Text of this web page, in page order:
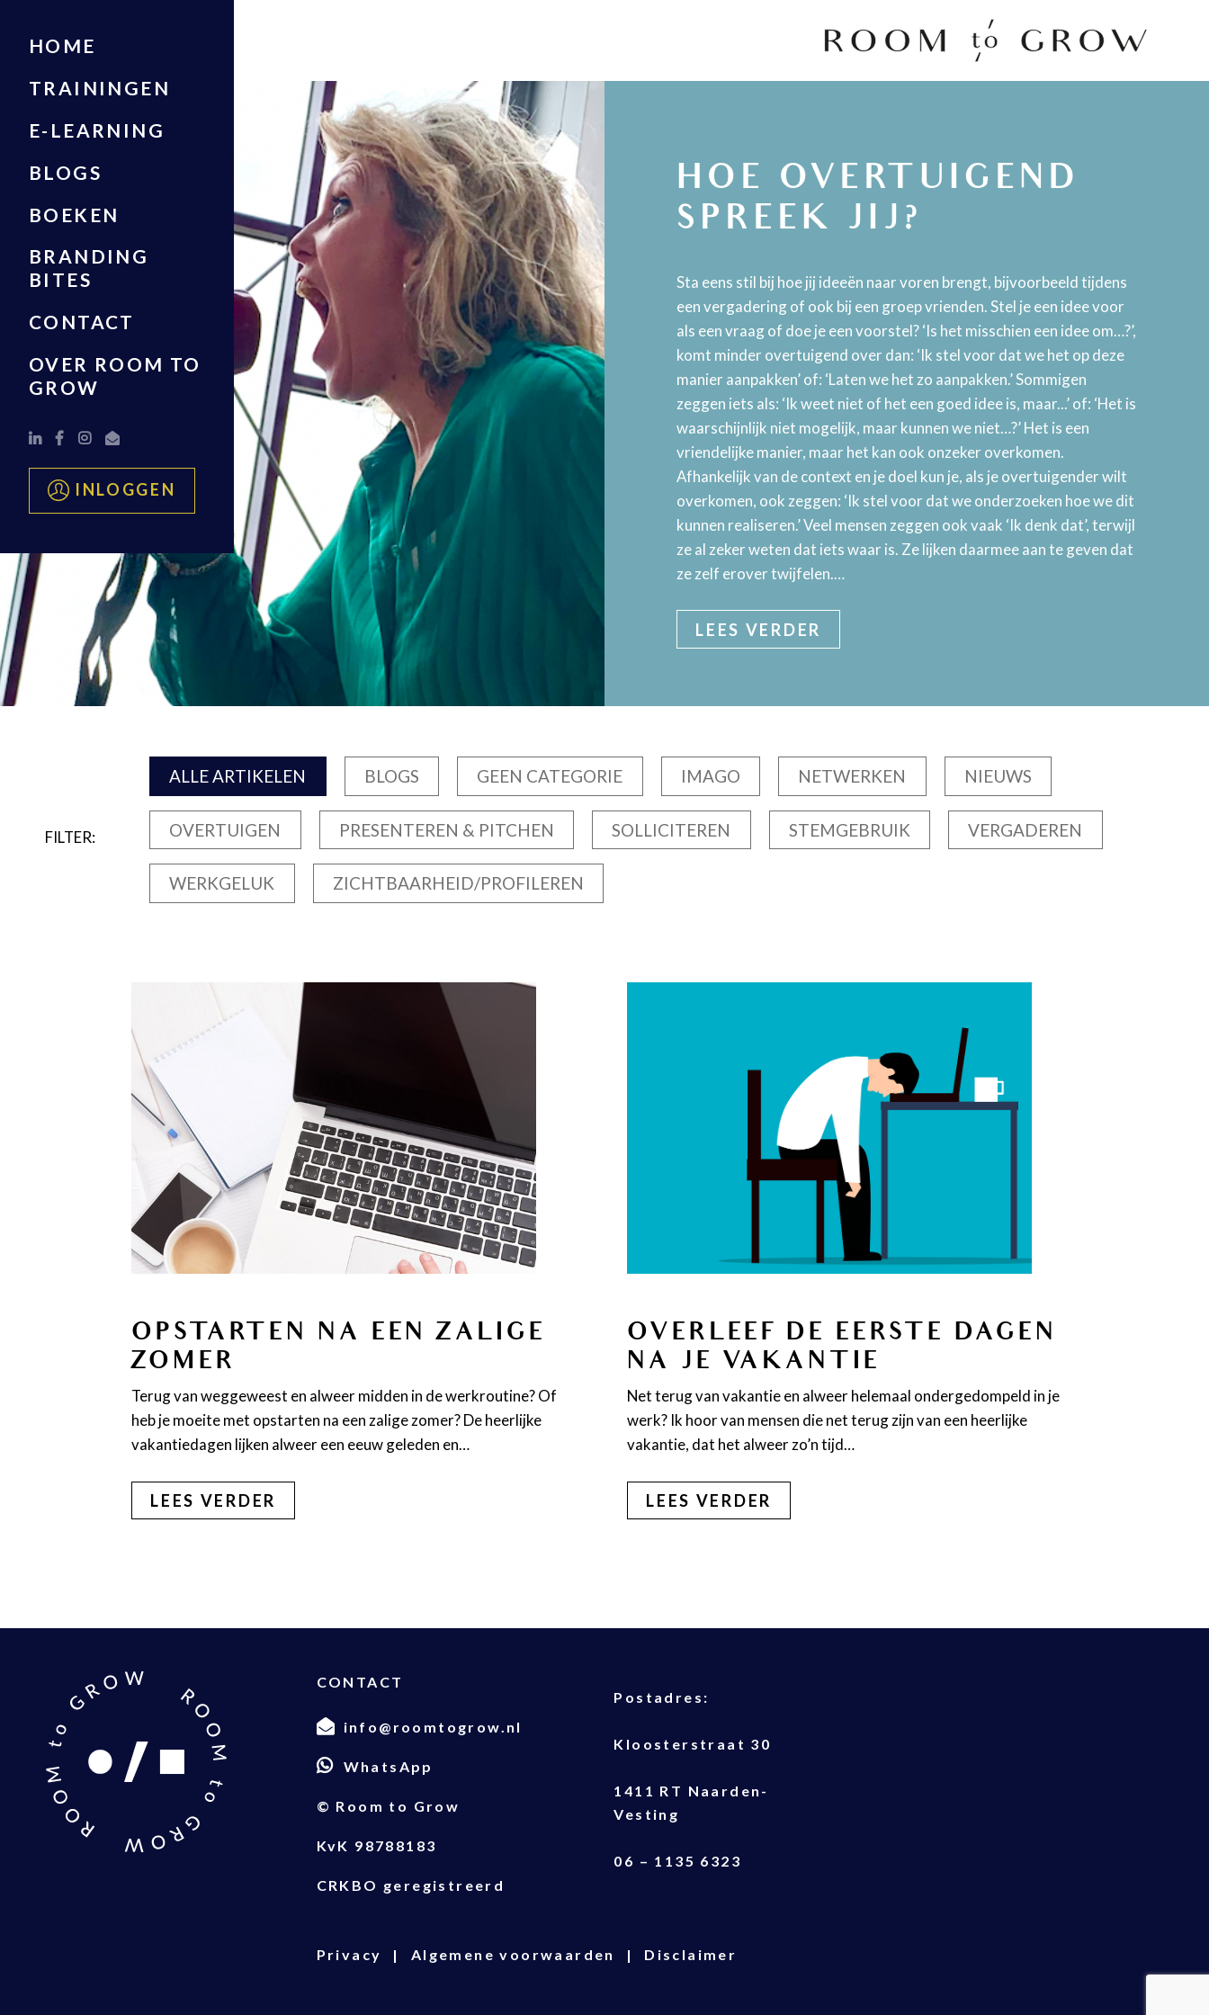
HOME
TRAININGEN
E-LEARNING
BLOGS
BOEKEN
BRANDING
BITES
CONTACT
OVER ROOM TO
GROW
INLOGGEN
HOE OVERTUIGEND
SPREEK JIJ?
Sta eens stil bij hoe jij ideeën naar voren brengt, bijvoorbeeld tijdens
een vergadering of ook bij een groep vrienden. Stel je een idee voor
als een vraag of doe je een voorstel? ‘Is het misschien een idee om…?’,
komt minder overtuigend over dan: ‘Ik stel voor dat we het op deze
manier aanpakken’ of: ‘Laten we het zo aanpakken.’ Sommigen
zeggen iets als: ‘Ik weet niet of het een goed idee is, maar...’ of: ‘Het is
waarschijnlijk niet mogelijk, maar kunnen we niet…?’ Het is een
vriendelijke manier, maar het kan ook onzeker overkomen.
Afhankelijk van de context en je doel kun je, als je overtuigender wilt
overkomen, ook zeggen: ‘Ik stel voor dat we onderzoeken hoe we dit
kunnen realiseren.’ Veel mensen zeggen ook vaak ‘Ik denk dat’, terwijl
ze al zeker weten dat iets waar is. Ze lijken daarmee aan te geven dat
ze zelf erover twijfelen.…
LEES VERDER
FILTER:
ALLE ARTIKELEN BLOGS GEEN CATEGORIE IMAGO NETWERKEN NIEUWS
OVERTUIGEN PRESENTEREN & PITCHEN SOLLICITEREN STEMGEBRUIK VERGADEREN
WERKGELUK ZICHTBAARHEID/PROFILEREN
OPSTARTEN NA EEN ZALIGE
ZOMER
Terug van weggeweest en alweer midden in de werkroutine? Of
heb je moeite met opstarten na een zalige zomer? De heerlijke
vakantiedagen lijken alweer een eeuw geleden en…
LEES VERDER
OVERLEEF DE EERSTE DAGEN
NA JE VAKANTIE
Net terug van vakantie en alweer helemaal ondergedompeld in je
werk? Ik hoor van mensen die net terug zijn van een heerlijke
vakantie, dat het alweer zo’n tijd…
LEES VERDER
CONTACT
info@roomtogrow.nl
WhatsApp
© Room to Grow
KvK 98788183
CRKBO geregistreerd
Postadres:
Kloosterstraat 30
1411 RT Naarden-
Vesting
06 – 1135 6323
Privacy Algemene voorwaarden Disclaimer